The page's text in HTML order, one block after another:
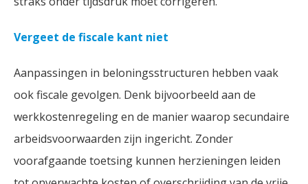
Vergeet de fiscale kant niet
Aanpassingen in beloningsstructuren hebben vaak
ook fiscale gevolgen. Denk bijvoorbeeld aan de
werkkostenregeling en de manier waarop secundaire
arbeidsvoorwaarden zijn ingericht. Zonder
voorafgaande toetsing kunnen herzieningen leiden